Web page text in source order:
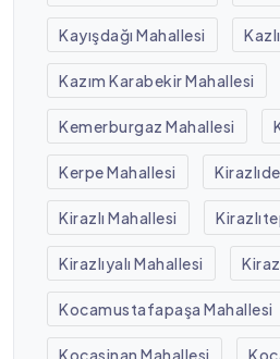
Kayışdağı Mahallesi
Kazım Karabekir Mahallesi
Kemerburgaz Mahallesi
Kerpe Mahallesi
Kirazlı Mahallesi
Kirazlıyalı Mahallesi
Kocamustafapaşa Mahallesi
Kocasinan Mahallesi